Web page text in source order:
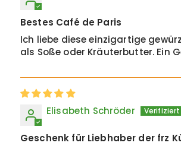
Bestes Café de Paris
Ich liebe diese einzigartige
als Soße oder Kräuterbutter. Ein
Elisabeth Schröder
Geschenk für Liebhaber der frz